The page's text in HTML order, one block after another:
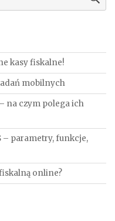
kasy fiskalne!
mobilnych
na czym polega ich
– parametry, funkcje,
online?